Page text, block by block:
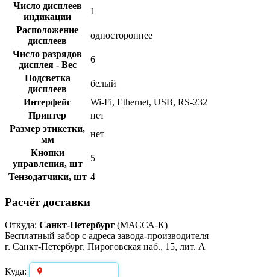
Число дисплеев
индикации
1
Расположение
дисплеев
одностороннее
Число разрядов
дисплея - Вес
6
Подсветка
дисплеев
белый
Интерфейс
Wi-Fi, Ethernet, USB, RS-232
Принтер
нет
Размер этикетки,
мм
нет
Кнопки
управления, шт
5
Тензодатчики, шт 4
Расчёт доставки
Откуда: Санкт-Петербург (МАССА-К)
Бесплатный забор с адреса завода-производителя
г. Санкт-Петербург, Пироговская наб., 15, лит. А
Куда: